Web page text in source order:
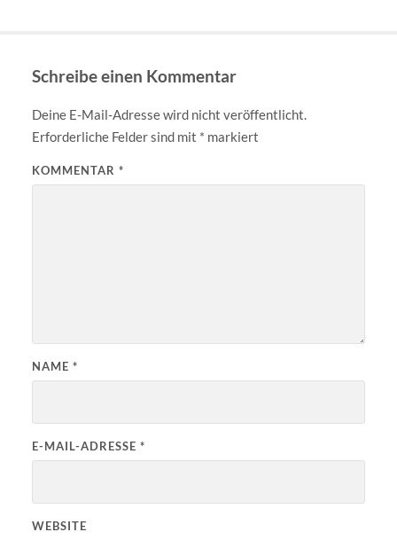
Schreibe einen Kommentar
Deine E-Mail-Adresse wird nicht veröffentlicht.
Erforderliche Felder sind mit * markiert
KOMMENTAR *
NAME *
E-MAIL-ADRESSE *
WEBSITE